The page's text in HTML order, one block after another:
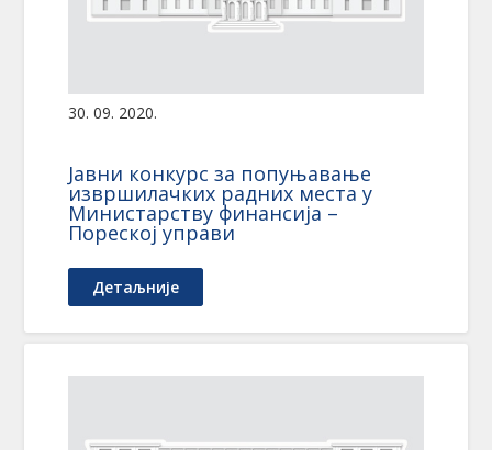
30. 09. 2020.
Јавни конкурс за попуњавање
извршилачких радних места у
Министарству финансија –
Пореској управи
Детаљније